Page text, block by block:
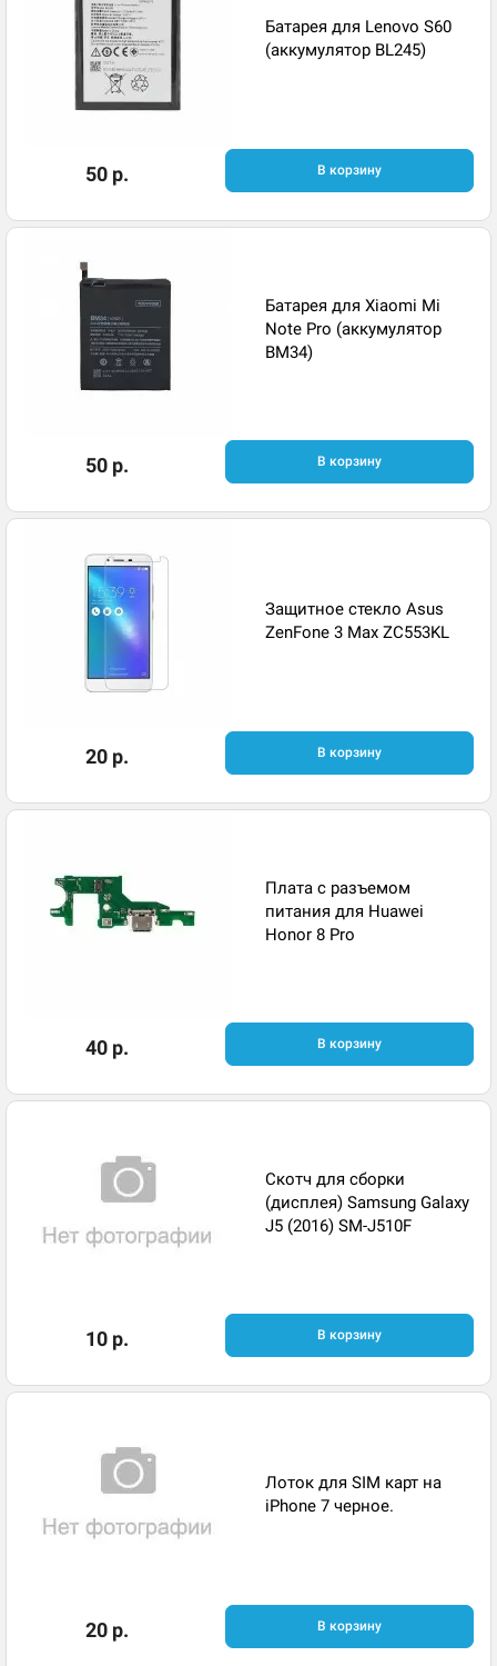
Батарея для Lenovo S60
(аккумулятор BL245)
50 р. В корзину
Батарея для Xiaomi Mi
Note Pro (аккумулятор
BM34)
50 р. В корзину
Защитное стекло Asus
ZenFone 3 Max ZC553KL
20 р. В корзину
Плата с разъемом
питания для Huawei
Honor 8 Pro
40 р. В корзину
Скотч для сборки
(дисплея) Samsung Galaxy
J5 (2016) SM-J510F
10 р. В корзину
Лоток для SIM карт на
iPhone 7 черное.
20 р. В корзину